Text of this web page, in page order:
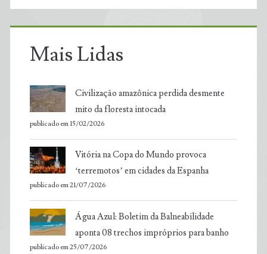
Mais Lidas
Civilização amazônica perdida desmente
mito da floresta intocada
publicado em 15/02/2026
Vitória na Copa do Mundo provoca
‘terremotos’ em cidades da Espanha
publicado em 21/07/2026
Água Azul: Boletim da Balneabilidade
aponta 08 trechos impróprios para banho
publicado em 25/07/2026